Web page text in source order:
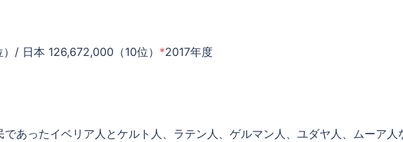
/ 日本 126,672,000（10位） *2017年度
あったイベリア人とケルト人、ラテン人、ゲルマン人、ユダヤ人、ムーア人